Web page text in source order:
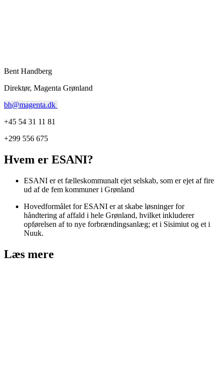
Bent Handberg
Direktør, Magenta Grønland
bh@magenta.dk
+45 54 31 11 81
+299 556 675
Hvem er ESANI?
ESANI er et fælleskommunalt ejet selskab, som er ejet af fire
ud af de fem kommuner i Grønland
Hovedformålet for ESANI er at skabe løsninger for
håndtering af affald i hele Grønland, hvilket inkluderer
opførelsen af to nye forbrændingsanlæg; et i Sisimiut og et i
Nuuk.
Læs mere